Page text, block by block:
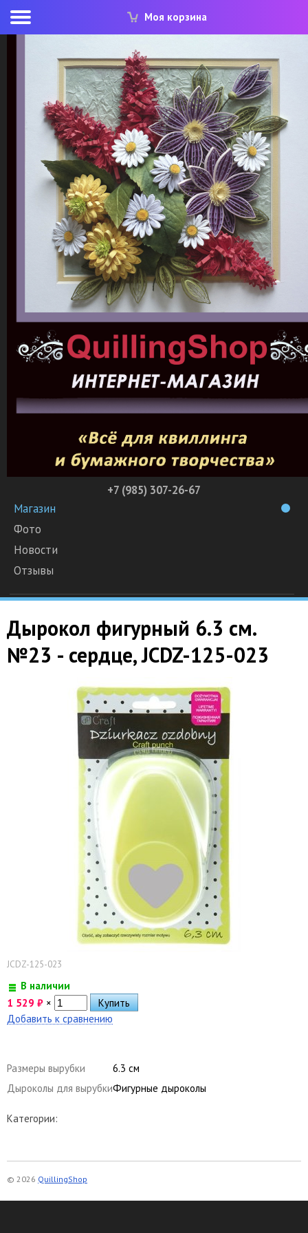
Моя корзина
+7 (985) 307-26-67
Магазин
Фото
Новости
Отзывы
Дырокол фигурный 6.3 см.
№23 - сердце, JCDZ-125-023
JCDZ-125-023
В наличии
1 529 ₽ ×
Добавить к сравнению
Размеры вырубки
6.3 см
Дыроколы для вырубкиФигурные дыроколы
Категории:
© 2026 QuillingShop